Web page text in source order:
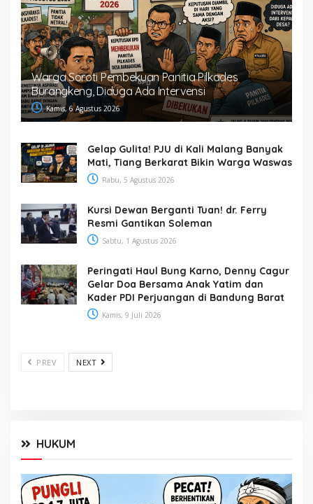
Warga Soroti Pembekuan Panitia Pilkades
Burangkeng, Diduga Ada Intervensi
Kamis, 6 Agustus 2026
Gelap Gulita! PJU di Kali Malang Banyak
Mati, Tiang Berkarat Bikin Warga Waswas
Rabu, 5 Agustus 2026
Kursi Dewan Berganti Tuan! dr. Ferry
Resmi Gantikan Soleman
Sabtu, 1 Agustus 2026
Peringati Haul Bung Karno, Denny Cagur
Gelar Doa Bersama Anak Yatim dan
Kader PDI Perjuangan di Bandung Barat
Kamis, 9 Juli 2026
PREV NEXT
HUKUM